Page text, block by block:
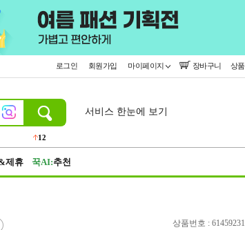
로그인 회원가입 마이페이지 장바구니 상
12
서비스 한눈에 보기
제휴 꾹AI:추천
상품번호 : 61459231